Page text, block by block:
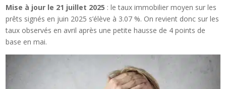
Mise à jour le 21 juillet 2025 : le taux immobilier moyen sur les
prêts signés en juin 2025 s’élève à 3.07 %. On revient donc sur les
taux observés en avril après une petite hausse de 4 points de
base en mai.